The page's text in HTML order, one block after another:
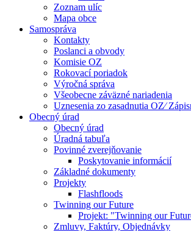
Zoznam ulíc
Mapa obce
Samospráva
Kontakty
Poslanci a obvody
Komisie OZ
Rokovací poriadok
Výročná správa
Všeobecne záväzné nariadenia
Uznesenia zo zasadnutia OZ⁄
Obecný úrad
Obecný úrad
Úradná tabuľa
Povinné zverejňovanie
Poskytovanie informácií
Základné dokumenty
Projekty
Flashfloods
Twinning our Future
Projekt: "Twinning our
Zmluvy, Faktúry, Objednávky